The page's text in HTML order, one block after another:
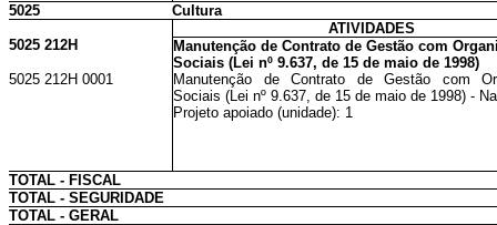
5025
Cultura
ATIVIDADES
5025 212H
Manutenção de Contrato de Gestão com
Sociais (Lei nº 9.637, de 15 de maio de 1998)
5025 212H 0001
Manutenção de Contrato de Gestão com
Sociais (Lei nº 9.637, de 15 de maio de 1998) -
Projeto apoiado (unidade): 1
TOTAL - FISCAL
TOTAL - SEGURIDADE
TOTAL - GERAL